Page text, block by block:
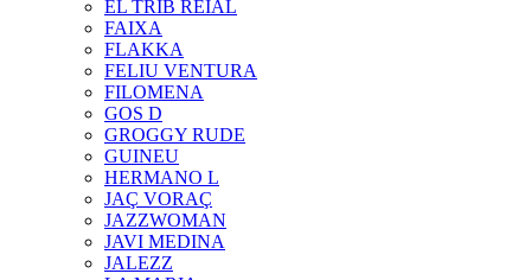
EL TRIB REIAL
FAIXA
FLAKKA
FELIU VENTURA
FILOMENA
GOS D
GROGGY RUDE
GUINEU
HERMANO L
JAÇ VORAÇ
JAZZWOMAN
JAVI MEDINA
JALEZZ